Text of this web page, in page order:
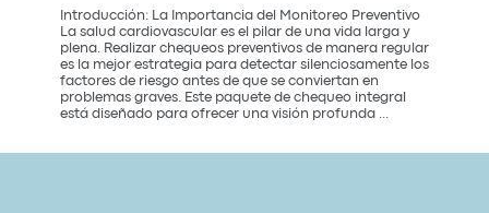
Introducción: La Importancia del Monitoreo Preventivo
La salud cardiovascular es el pilar de una vida larga y
plena. Realizar chequeos preventivos de manera regular
es la mejor estrategia para detectar silenciosamente los
factores de riesgo antes de que se conviertan en
problemas graves. Este paquete de chequeo integral
está diseñado para ofrecer una visión profunda ...